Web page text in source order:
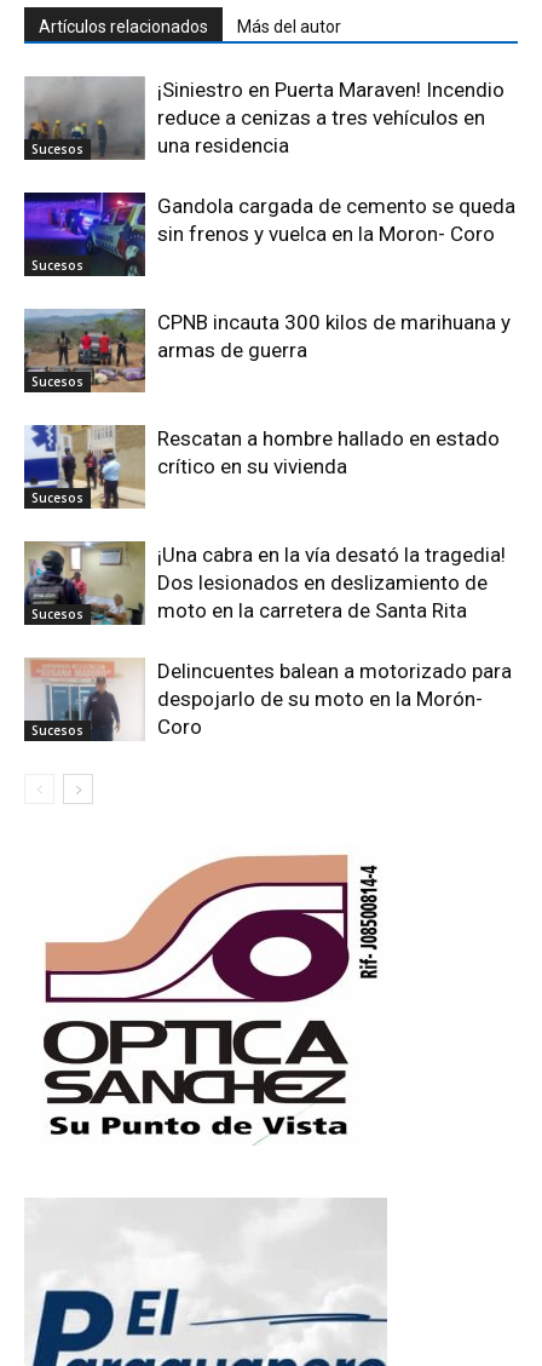
Artículos relacionados Más del autor
Sucesos
¡Siniestro en Puerta Maraven! Incendio
reduce a cenizas a tres vehículos en
una residencia
Sucesos
Gandola cargada de cemento se queda
sin frenos y vuelca en la Moron- Coro
Sucesos
CPNB incauta 300 kilos de marihuana y
armas de guerra
Sucesos
Rescatan a hombre hallado en estado
crítico en su vivienda
Sucesos
¡Una cabra en la vía desató la tragedia!
Dos lesionados en deslizamiento de
moto en la carretera de Santa Rita
Sucesos
Delincuentes balean a motorizado para
despojarlo de su moto en la Morón-
Coro